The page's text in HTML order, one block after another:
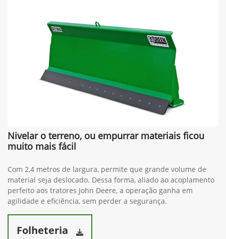
Nivelar o terreno, ou empurrar materiais ficou
muito mais fácil
Com 2,4 metros de largura, permite que grande volume de
material seja deslocado. Dessa forma, aliado ao acoplamento
perfeito aos tratores John Deere, a operação ganha em
agilidade e eficiência, sem perder a segurança.
Folheteria